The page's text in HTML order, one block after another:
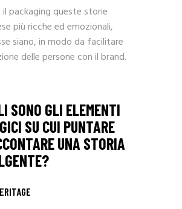
packaging queste storie
più ricche ed emozionali,
siano, in modo da facilitare
delle persone con il brand.
SONO GLI ELEMENTI
SU CUI PUNTARE
UNA STORIA